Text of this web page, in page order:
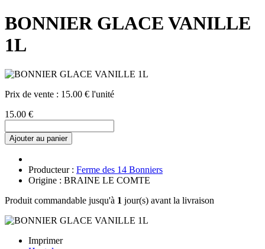
BONNIER GLACE VANILLE
1L
Prix de vente : 15.00 € l'unité
15.00 €
Ajouter au panier
Producteur : Ferme des 14 Bonniers
Origine : BRAINE LE COMTE
Produit commandable jusqu'à 1 jour(s) avant la livraison
Imprimer